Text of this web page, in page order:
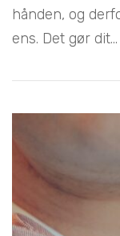
hånden, og
ens. Det gør dit...